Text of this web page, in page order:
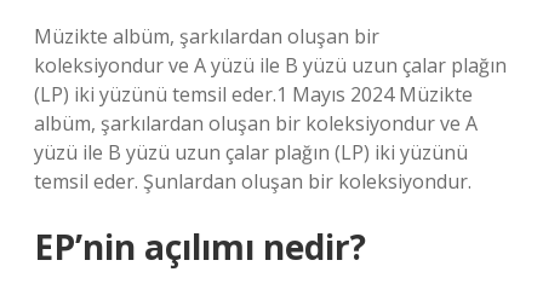
Müzikte albüm, şarkılardan oluşan bir
koleksiyondur ve A yüzü ile B yüzü uzun çalar plağın
(LP) iki yüzünü temsil eder.1 Mayıs 2024 Müzikte
albüm, şarkılardan oluşan bir koleksiyondur ve A
yüzü ile B yüzü uzun çalar plağın (LP) iki yüzünü
temsil eder. Şunlardan oluşan bir koleksiyondur.
EP’nin açılımı nedir?